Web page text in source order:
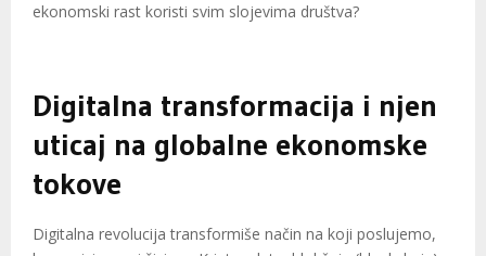
ekonomski rast koristi svim slojevima društva?
Digitalna transformacija i njen
uticaj na globalne ekonomske
tokove
Digitalna revolucija transformiše način na koji poslujemo,